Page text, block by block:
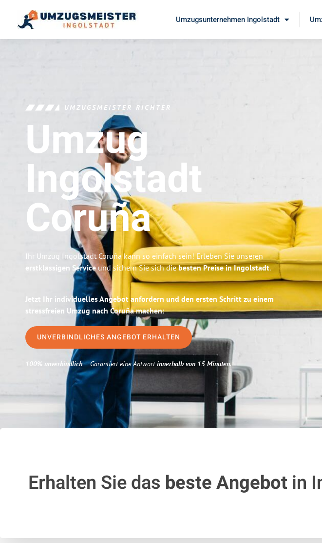
Umzugsunternehmen Ingolstadt
UMZUGSMEISTER RICHTER
Umzug
Ingolstadt
Coruña
Ihr Umzug Ingolstadt Coruña kann so einfach sein! Erleben Sie unseren
erstklassigen Serviceund sichern Sie sich diebesten Preise in Ingolstadt.
Jetzt Ihr individuelles Angebot anfordern und den ersten Schritt zu einem
stressfreien Umzug nach Coruña machen:
UNVERBINDLICHES ANGEBOT ERHALTEN
100% unverbindlich– Garantiert eine Antwortinnerhalb von 15 Minuten.
Erhalten Sie das beste Angebotin